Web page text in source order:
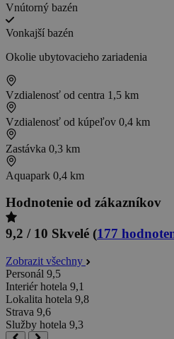
Vnútorný bazén
Vonkajší bazén
Okolie ubytovacieho zariadenia
Vzdialenosť od centra 1,5 km
Vzdialenosť od kúpeľov 0,4 km
Zastávka 0,3 km
Aquapark 0,4 km
Hodnotenie od zákazníkov
9,2 / 10 Skvelé (177
Zobrazit všechny
Personál 9,5
Interiér hotela 9,1
Lokalita hotela 9,8
Strava 9,6
Služby hotela 9,3